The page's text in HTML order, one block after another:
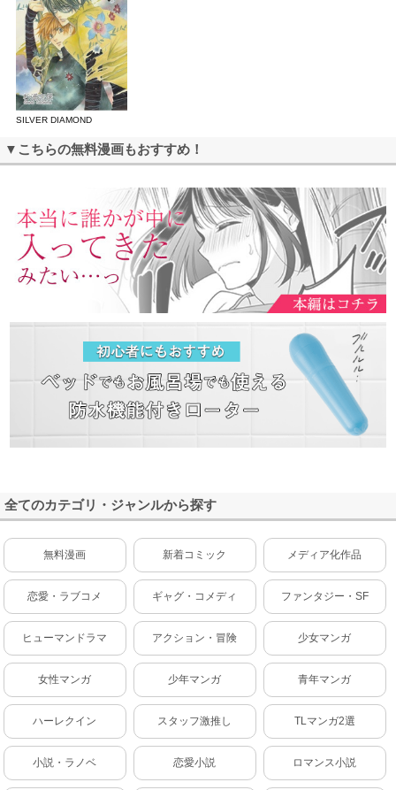
SILVER DIAMOND
▼こちらの無料漫画もおすすめ！
全てのカテゴリ・ジャンルから探す
無料漫画 新着コミック メディア化作品
恋愛・ラブコメ ギャグ・コメディ ファンタジー・SF
ヒューマンドラマ アクション・冒険 少女マンガ
女性マンガ 少年マンガ 青年マンガ
ハーレクイン スタッフ激推し TLマンガ2選
小説・ラノベ 恋愛小説 ロマンス小説